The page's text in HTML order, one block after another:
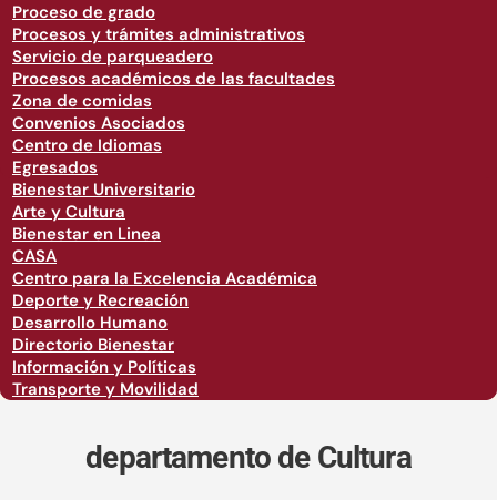
Proceso de grado
Procesos y trámites administrativos
Servicio de parqueadero
Procesos académicos de las facultades
Zona de comidas
Convenios Asociados
Centro de Idiomas
Egresados
Bienestar Universitario
Arte y Cultura
Bienestar en Linea
CASA
Centro para la Excelencia Académica
Deporte y Recreación
Desarrollo Humano
Directorio Bienestar
Información y Políticas
Transporte y Movilidad
departamento de Cultura